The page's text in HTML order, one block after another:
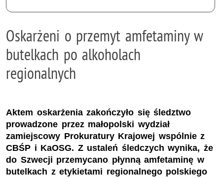
Oskarżeni o przemyt amfetaminy w
butelkach po alkoholach
regionalnych
Aktem oskarżenia zakończyło się śledztwo
prowadzone przez małopolski wydział
zamiejscowy Prokuratury Krajowej wspólnie z
CBŚP i KaOSG. Z ustaleń śledczych wynika, że
do Szwecji przemycano płynną amfetaminę w
butelkach z etykietami regionalnego polskiego